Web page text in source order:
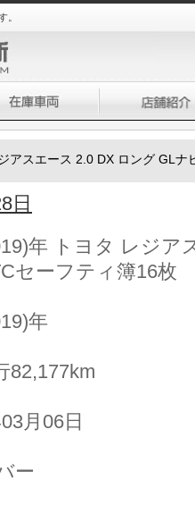
。
アスエース 2.0 DX ロング GLナ
日
年 トヨタ レジア
セーフティ簿16枚
年
82,177km
月06日
ー